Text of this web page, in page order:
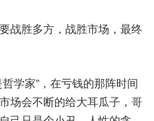
战胜多方，战胜市场，最终
学家”，在亏钱的那阵时间
场会不断的给大耳瓜子，哥